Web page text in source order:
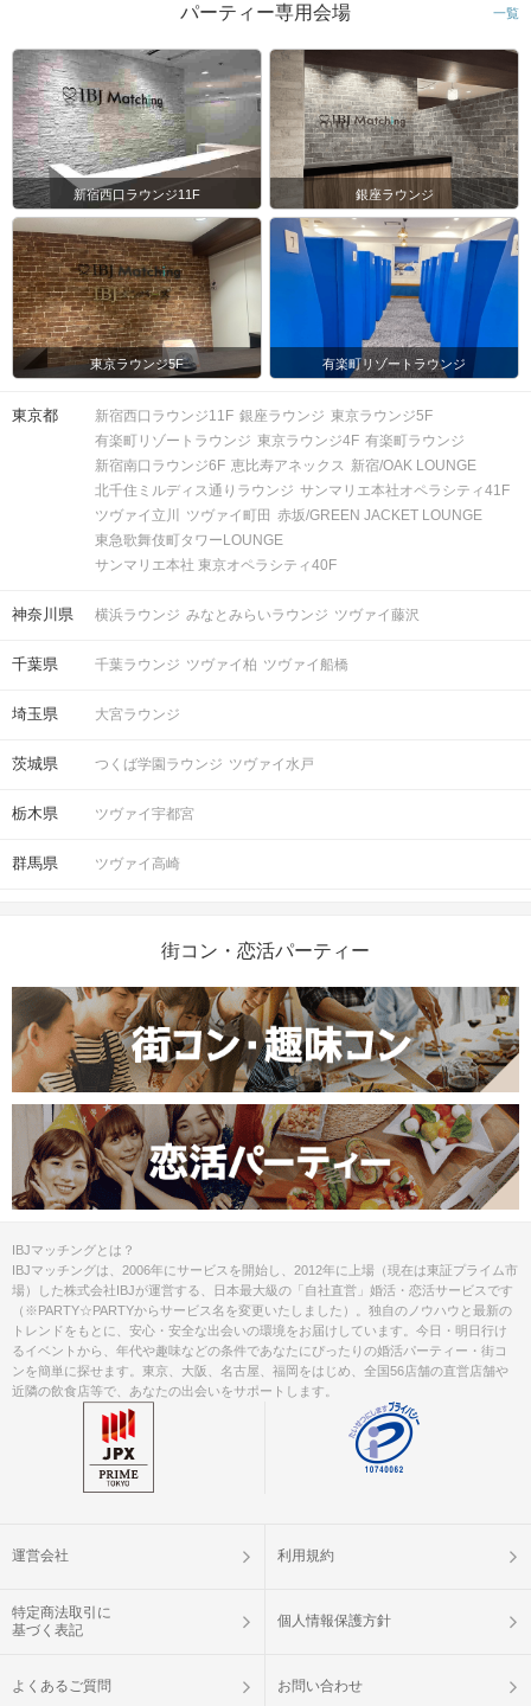
パーティー専用会場 一覧
新宿西口ラウンジ11F 銀座ラウンジ
東京ラウンジ5F 有楽町リゾートラウンジ
東京都 新宿西口ラウンジ11F 銀座ラウンジ 東京ラウンジ5F
有楽町リゾートラウンジ 東京ラウンジ4F 有楽町ラウンジ
新宿南口ラウンジ6F 恵比寿アネックス 新宿/OAK LOUNGE
北千住ミルディス通りラウンジ サンマリエ本社オペラシティ41F
ツヴァイ立川
ツヴァイ町田 赤坂/GREEN JACKET LOUNGE
東急歌舞伎町タワーLOUNGE
サンマリエ本社 東京オペラシティ40F
神奈川県 横浜ラウンジ みなとみらいラウンジ ツヴァイ藤沢
千葉県 千葉ラウンジ ツヴァイ柏 ツヴァイ船橋
埼玉県 大宮ラウンジ
茨城県 つくば学園ラウンジ ツヴァイ水戸
栃木県 ツヴァイ宇都宮
群馬県 ツヴァイ高崎
街コン・恋活パーティー
IBJマッチングとは？
IBJマッチングは、2006年にサービスを開始し、2012年に上場（現在は東証プライム市
場）した株式会社IBJが運営する、日本最大級の「自社直営」婚活・恋活サービスです
（※PARTY☆PARTYからサービス名を変更いたしました）。独自のノウハウと最新の
トレンドをもとに、安心・安全な出会いの環境をお届けしています。今日・明日行け
るイベントから、年代や趣味などの条件であなたにぴったりの婚活パーティー・街コ
ンを簡単に探せます。東京、大阪、名古屋、福岡をはじめ、全国56店舗の直営店舗や
近隣の飲食店等で、あなたの出会いをサポートします。
運営会社 利用規約
特定商法取引に
基づく表記
個人情報保護方針
よくあるご質問 お問い合わせ